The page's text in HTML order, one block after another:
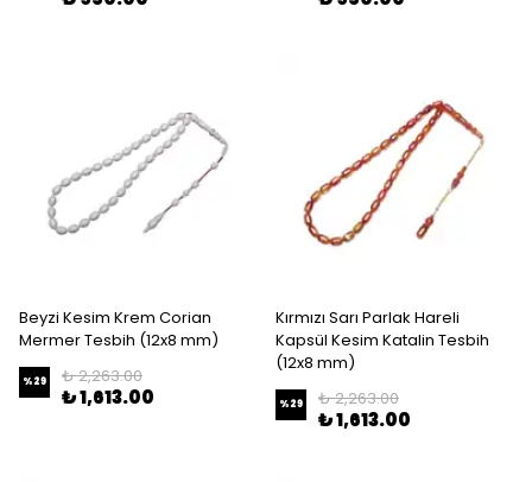
Beyzi Kesim Krem Corian
Mermer Tesbih (12x8 mm)
%29 ₺ 2,263.00
₺ 1,613.00
Kırmızı Sarı Parlak Hareli
Kapsül Kesim Katalin Tesbih
(12x8 mm)
%29 ₺ 2,263.00
₺ 1,613.00